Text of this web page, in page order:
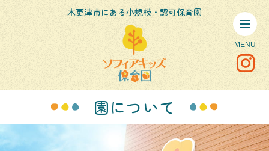
木更津市にある小規模・認可保育園
園について